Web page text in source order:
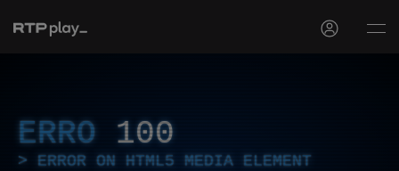
ERRO 100
ERROR ON HTML5 MEDIA ELEMENT